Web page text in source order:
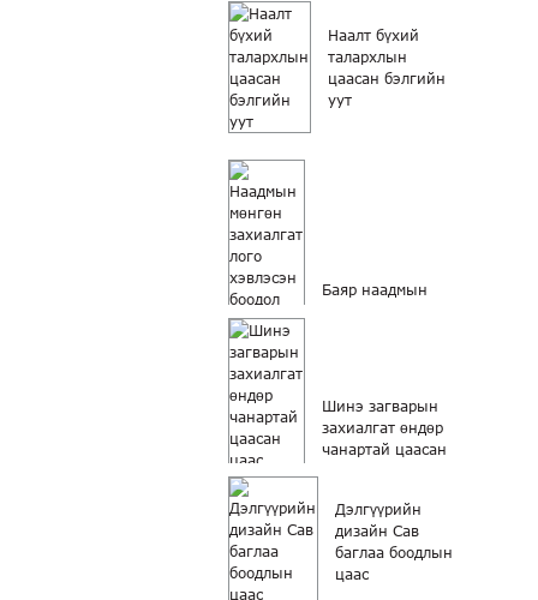
Наалт бүхий
талархлын
цаасан бэлгийн
уут
Баяр наадмын
Шинэ загварын
захиалгат өндөр
чанартай цаасан
Дэлгүүрийн
дизайн Сав
баглаа боодлын
цаас